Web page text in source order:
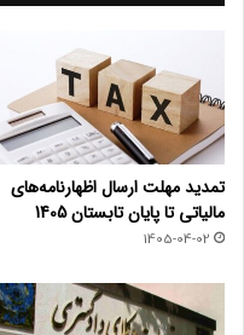
تمدید مهلت ارسال اظهارنامه‌های
مالیاتی تا پایان تابستان 1405
1405-04-02